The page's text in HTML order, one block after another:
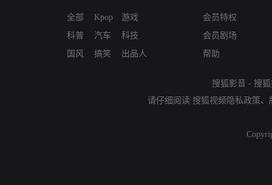
全部
科普
国风
Kpop
汽车
搞笑
游戏
科技
出品人
会员特权
会员剧场
帮助
搜狐影音 - 搜
请仔细阅读 搜狐视频隐私政策、